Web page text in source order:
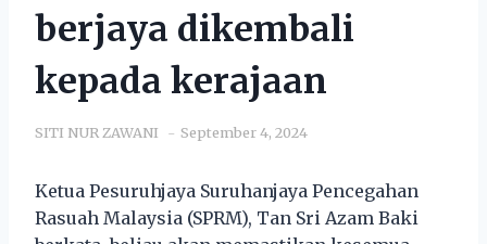
berjaya dikembali
kepada kerajaan
SITI NUR ZAWANI September 4, 2024
Ketua Pesuruhjaya Suruhanjaya Pencegahan
Rasuah Malaysia (SPRM), Tan Sri Azam Baki